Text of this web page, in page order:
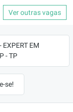
Ver outras vagas
EXPERT EM
- TP
se!